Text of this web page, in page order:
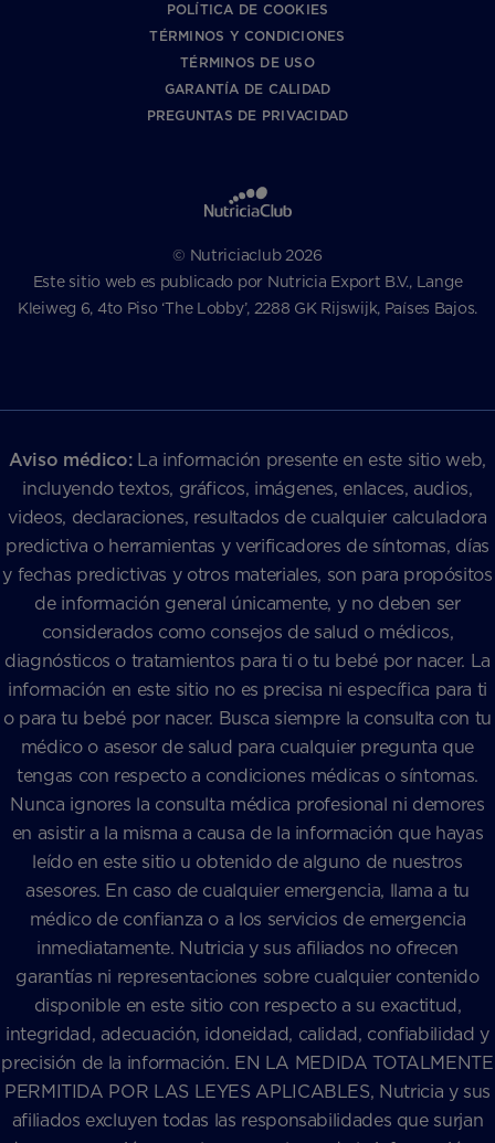
POLÍTICA DE COOKIES
TÉRMINOS Y CONDICIONES
TÉRMINOS DE USO
GARANTÍA DE CALIDAD
PREGUNTAS DE PRIVACIDAD
© Nutriciaclub 2026
Este sitio web es publicado por Nutricia Export B.V., Lange
Kleiweg 6, 4to Piso ‘The Lobby’, 2288 GK Rijswijk, Países Bajos.
Aviso médico:La información presente en este sitio web,
incluyendo textos, gráficos, imágenes, enlaces, audios,
videos, declaraciones, resultados de cualquier calculadora
predictiva o herramientas y verificadores de síntomas, días
y fechas predictivas y otros materiales, son para propósitos
de información general únicamente, y no deben ser
considerados como consejos de salud o médicos,
diagnósticos o tratamientos para ti o tu bebé por nacer. La
información en este sitio no es precisa ni específica para ti
o para tu bebé por nacer. Busca siempre la consulta con tu
médico o asesor de salud para cualquier pregunta que
tengas con respecto a condiciones médicas o síntomas.
Nunca ignores la consulta médica profesional ni demores
en asistir a la misma a causa de la información que hayas
leído en este sitio u obtenido de alguno de nuestros
asesores. En caso de cualquier emergencia, llama a tu
médico de confianza o a los servicios de emergencia
inmediatamente. Nutricia y sus afiliados no ofrecen
garantías ni representaciones sobre cualquier contenido
disponible en este sitio con respecto a su exactitud,
integridad, adecuación, idoneidad, calidad, confiabilidad y
precisión de la información. EN LA MEDIDA TOTALMENTE
PERMITIDA POR LAS LEYES APLICABLES, Nutricia y sus
afiliados excluyen todas las responsabilidades que surjan